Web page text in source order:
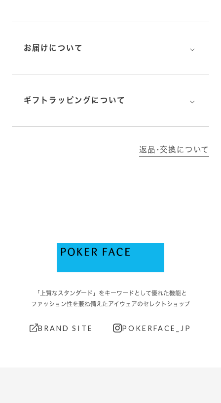
お届けについて ⌵
ギフトラッピングについて ⌵
返品･交換について
「上質なスタンダード」をキーワードとして優れた機能と
ファッション性を兼ね備えたアイウェアのセレクトショップ
BRAND SITE POKERFACE_JP